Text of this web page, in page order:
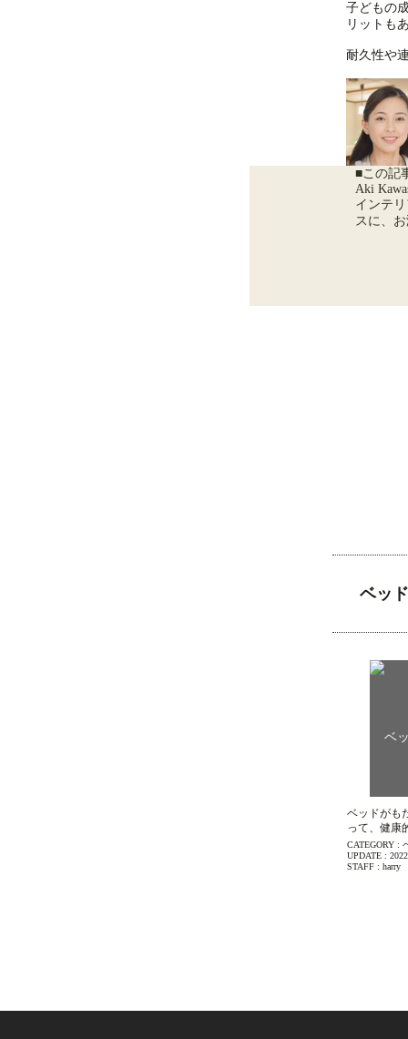
子どもの
リットも
耐久性や
■この記
Aki
インテ
スに、
ベッ
ベッドがも
って、健康
CATEGORY :
UPDATE :
STAFF : harry